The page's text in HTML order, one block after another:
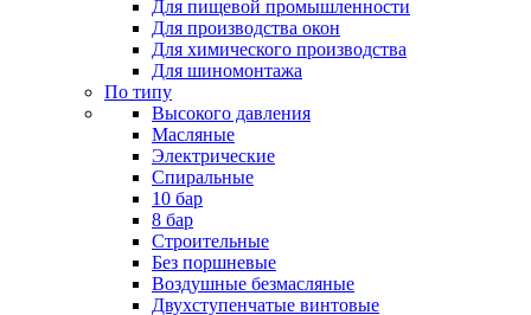
Для пищевой промышленности
Для производства окон
Для химического производства
Для шиномонтажа
По типу
Высокого давления
Масляные
Электрические
Спиральные
10 бар
8 бар
Cтроительные
Без поршневые
Воздушные безмасляные
Двухступенчатые винтовые